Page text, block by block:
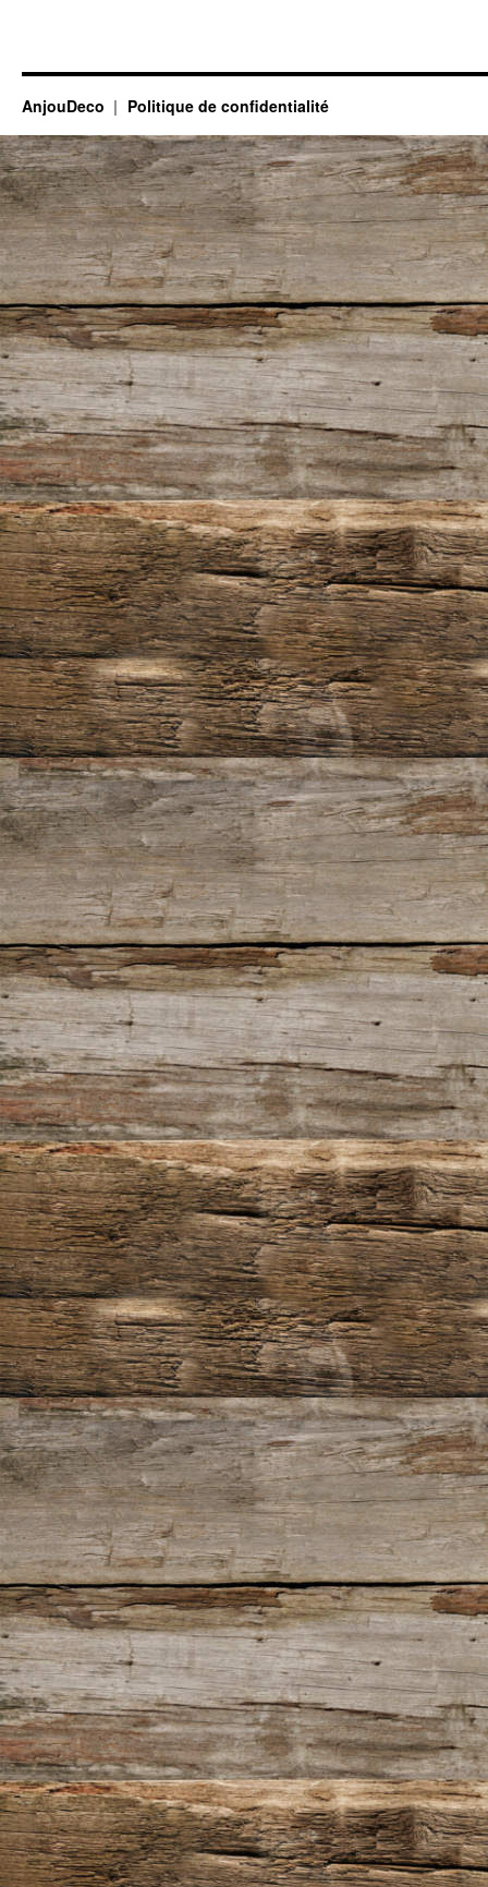
AnjouDeco Politique de confidentialité